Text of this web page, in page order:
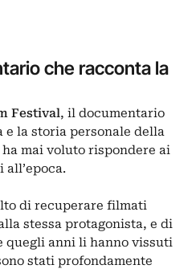
che racconta la
Festival, il documentario
e la storia personale della
mai voluto rispondere ai
di recuperare filmati
stessa protagonista, e di
quegli anni li hanno vissuti
stati profondamente